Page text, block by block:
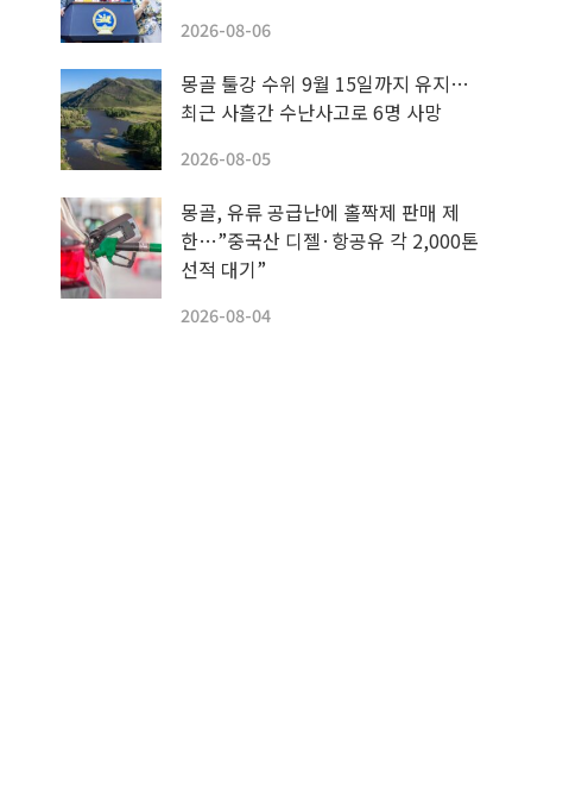
2026-08-06
몽골 툴강 수위 9월 15일까지 유지…
최근 사흘간 수난사고로 6명 사망
2026-08-05
몽골, 유류 공급난에 홀짝제 판매 제
한…”중국산 디젤·항공유 각 2,000톤
선적 대기”
2026-08-04